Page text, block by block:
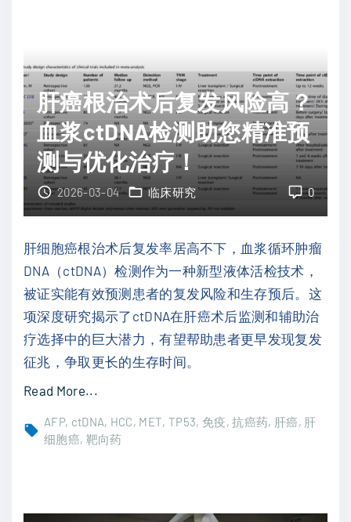
选
？
深
度
解
析
临
床
数
据
与
成
本
"
相
：
1
4
大
核
心
征
深
度
解
读
，
助
您
理
肝癌根治术后复发风险高？
血浆ctDNA检测助您精准预
测与优化治疗！
0
2026-03-04 临床研究
肝细胞癌根治术后复发率居高不下，血浆循环肿瘤
DNA（ctDNA）检测作为一种新型液体活检技术，
被证实能有效预测患者的复发风险和生存预后。这
项深度研究揭示了ctDNA在肝癌术后监测和辅助治
疗选择中的巨大潜力，有望帮助患者更早发现复发
征兆，争取更长的生存时间。
Read More..."
癌
AFP ctDNA HCC MET TP53 免疫 抗癌药 肝癌
肝
细胞癌 靶向药